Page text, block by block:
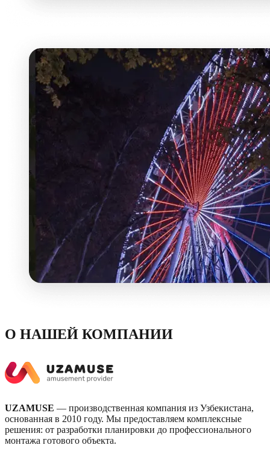
О НАШЕЙ КОМПАНИИ
UZAMUSE — производственная компания из Узбекистана,
основанная в 2010 году. Мы предоставляем комплексные
решения: от разработки планировки до профессионального
монтажа готового объекта.